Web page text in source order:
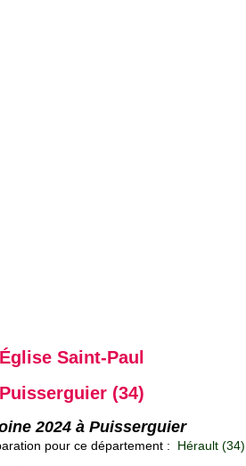
Église Saint-Paul
Puisserguier (34)
2024 à Puisserguier
pour ce département : Hérault (34)